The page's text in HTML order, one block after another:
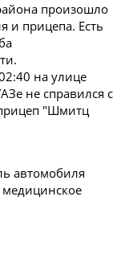
произошло
и прицепа. Есть
на улице
не справился с
"Шмитц
автомобиля